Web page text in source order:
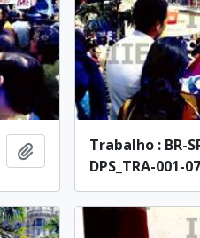
Añadir al portapapeles
Trabalho : BR-
DPS_TRA-001-